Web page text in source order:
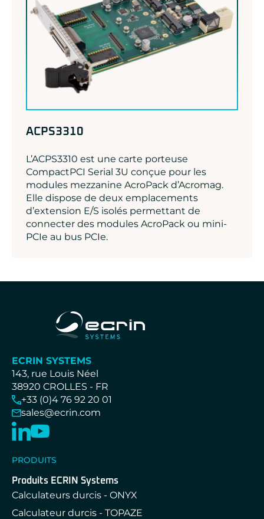
ACPS3310
L’ACPS3310 est une carte porteuse
CompactPCI Serial 3U conçue pour les
modules mezzanine AcroPack d’Acromag.
Elle dispose de deux emplacements
d’extension E/S isolés permettant de
connecter des modules AcroPack ou mini-
PCIe au bus PCIe.
ECRIN SYSTEMS
143, rue Louis Néel
38920 CROLLES - FR
+33 (0)4 76 92 20 01
sales@ecrin.com
PRODUITS
Produits ECRIN Systems
Calculateurs durcis - ONYX
Calculateur durcis - TOPAZE